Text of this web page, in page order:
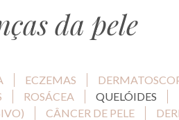
da pele
ECZEMAS
ROSÁCEA QUELÓIDES
CÂNCER DE PELE